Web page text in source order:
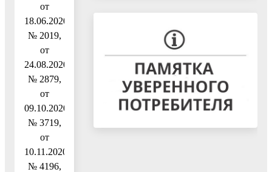
от
18.06.2020
№ 2019,
от
24.08.2020
№ 2879,
от
09.10.2020
№ 3719,
от
10.11.2020
№ 4196,